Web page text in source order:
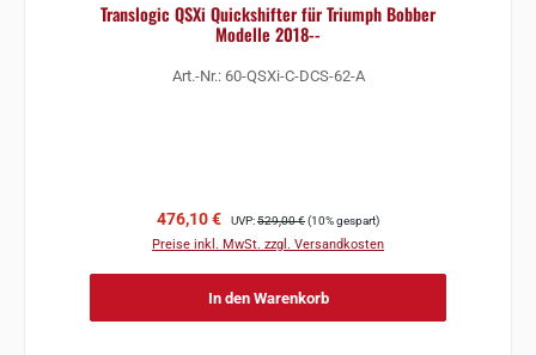
Translogic QSXi Quickshifter für Triumph Bobber
Modelle 2018--
Art.-Nr.: 60-QSXi-C-DCS-62-A
Verkaufspreis:
476,10 € Regulärer Preis:
UVP:529,00 €(10% gespart)
Preise inkl. MwSt. zzgl. Versandkosten
In den Warenkorb